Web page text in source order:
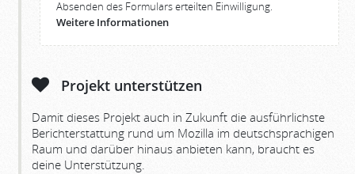
Absenden des Formulars erteilten Einwilligung.
Weitere Informationen
Projekt unterstützen
Damit dieses Projekt auch in Zukunft die ausführlichste
Berichterstattung rund um Mozilla im deutschsprachigen
Raum und darüber hinaus anbieten kann, braucht es
deine Unterstützung.